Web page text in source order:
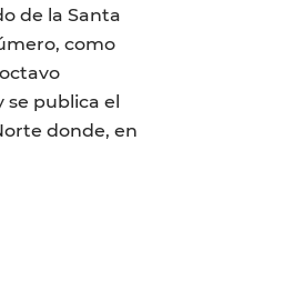
de la Santa
como
se publica el
donde, en